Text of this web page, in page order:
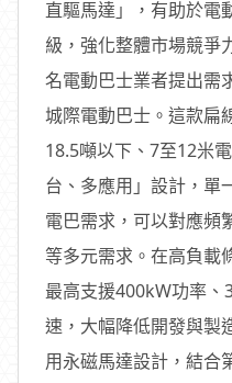
直驅馬達」，有助於電
級，強化整體市場競爭
名電動巴士業者提出需
城際電動巴士。這款扁
18.5噸以下、7至12米
台、多應用」設計，單
電巴需求，可以對應頻
等多元需求。在高負載
最高支援400kW功率
速，大幅降低開發與製
用永磁馬達設計，結合